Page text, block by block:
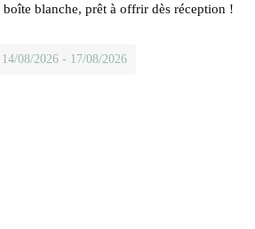
blanche, prêt à offrir dès réception !
08/2026 - 17/08/2026